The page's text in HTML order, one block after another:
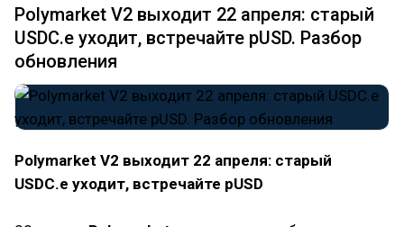
Polymarket V2 выходит 22 апреля: старый
USDC.e уходит, встречайте pUSD. Разбор
обновления
Polymarket V2 выходит 22 апреля: старый
USDC.e уходит, встречайте pUSD